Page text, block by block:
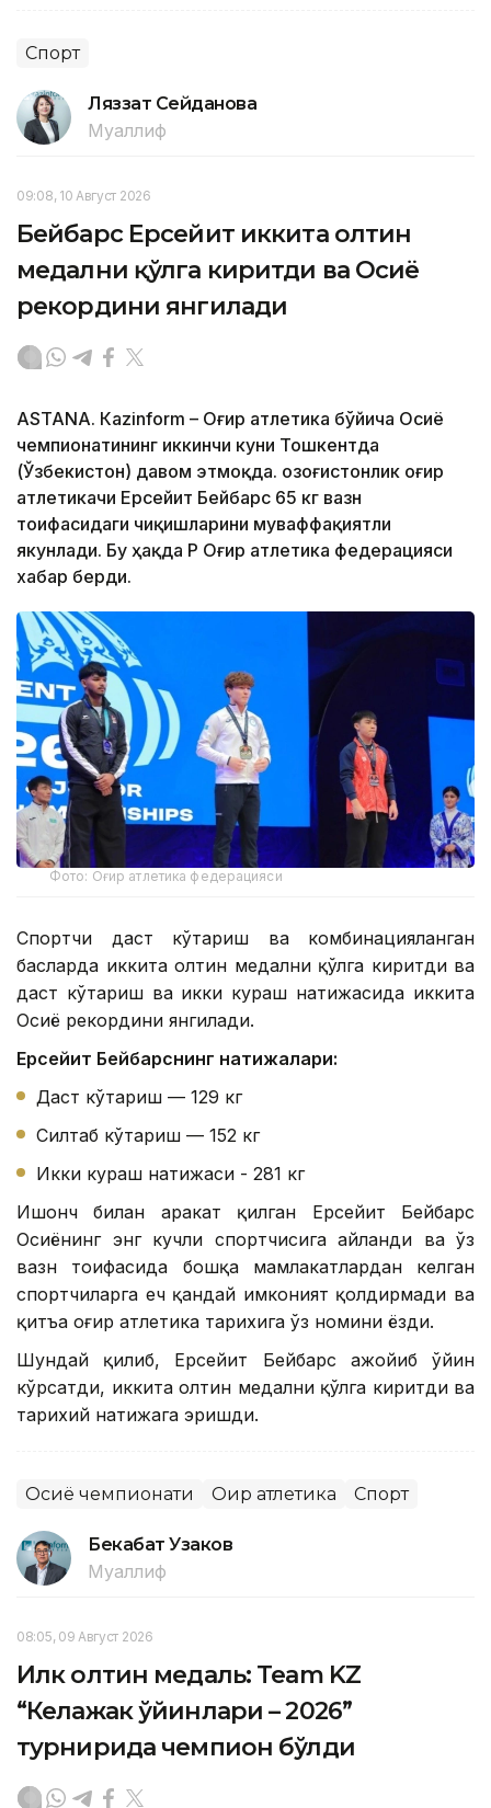
Спорт
Ляззат Сейданова
Муаллиф
09:08, 10 Август 2026
Бейбарс Ерсейит иккита олтин
медални қўлга киритди ва Осиё
рекордини янгилади
ASTANА. Кazinform – Оғир атлетика бўйича Осиё
чемпионатининг иккинчи куни Тошкентда
(Ўзбекистон) давом этмоқда. Қозоғистонлик оғир
атлетикачи Ерсейит Бейбарс 65 кг вазн
тоифасидаги чиқишларини муваффақиятли
якунлади. Бу ҳақда ҚР Оғир атлетика федерацияси
хабар берди.
Фото: Оғир атлетика федерацияси
Спортчи даст кўтариш ва комбинацияланган
баҳсларда иккита олтин медални қўлга киритди ва
даст кўтариш ва икки кураш натижасида иккита
Осиё рекордини янгилади.
Ерсейит Бейбарснинг натижалари:
Даст кўтариш — 129 кг
Силтаб кўтариш — 152 кг
Икки кураш натижаси - 281 кг
Ишонч билан ҳаракат қилган Ерсейит Бейбарс
Осиёнинг энг кучли спортчисига айланди ва ўз
вазн тоифасида бошқа мамлакатлардан келган
спортчиларга ҳеч қандай имконият қолдирмади ва
қитъа оғир атлетика тарихига ўз номини ёзди.
Шундай қилиб, Ерсейит Бейбарс ажойиб ўйин
кўрсатди, иккита олтин медални қўлга киритди ва
тарихий натижага эришди.
Осиё чемпионати Оғир атлетика Спорт
Бекабат Узаков
Муаллиф
08:05, 09 Август 2026
Илк олтин медаль: Team KZ
“Келажак ўйинлари – 2026”
турнирида чемпион бўлди